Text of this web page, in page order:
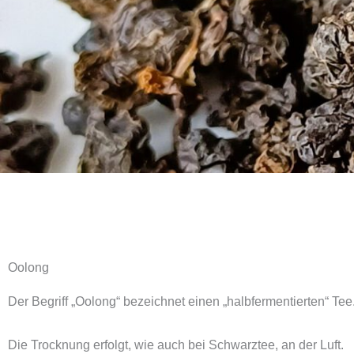
Oolong​
Der Begriff „Oolong“ bezeichnet einen „halbfermentierten“
Die Trocknung erfolgt, wie auch bei Schwarztee, an der Luft.